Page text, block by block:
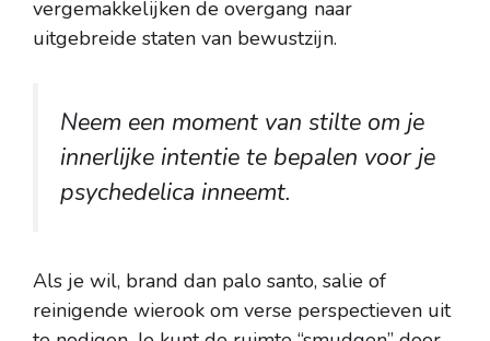
vergemakkelijken de overgang naar
uitgebreide staten van bewustzijn.
Neem een moment van stilte om je
innerlijke intentie te bepalen voor je
psychedelica inneemt.
Als je wil, brand dan palo santo, salie of
reinigende wierook om verse perspectieven uit